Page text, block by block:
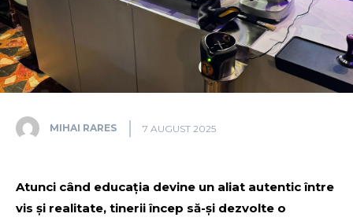
MIHAI RARES 7 AUGUST 2025
Atunci când educația devine un aliat autentic între
vis și realitate, tinerii încep să-și dezvolte o